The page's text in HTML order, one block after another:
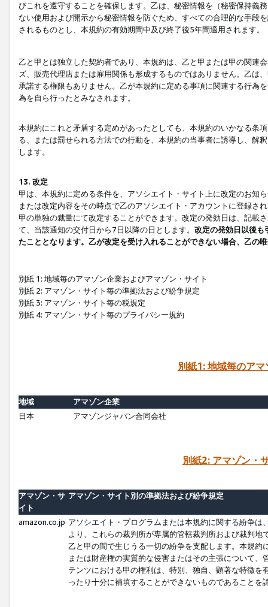
びこれを遵守することを確保します。乙は、秘密情報を（秘密保持義
ない使用および開示から秘密情報を防ぐため、すべての合理的な手段
されるものとし、本規約の有効期間中及び終了後5年間適用されます。
乙と甲とは独立した契約者であり、本規約は、乙と甲または甲の関連
ズ、販売代理店または雇用関係も形成するものではありません。乙は
承諾する権限もありません。乙が本規約に定める事項に関連する行為
為を自ら行ったとみなされます。
本規約にこれと矛盾する定めがあったとしても、本規約のいかなる条
る、または罰せられる方法での行動を、本規約の当事者に誘導し、解
します。
13. 改定
甲は、本規約に定める条件を、アソシエイト・サイト上に改定のお知
または改定内容をその時点で乙のアソシエイト・アカウントに登録さ
甲の単独の裁量にて改定することができます。改定の発効日は、記載
て、当該通知の交付日から7日以降の日とします。 改定の発効日以後も
たこととなります。乙が改定を受け入れることができない場合、乙の
別紙 1: 地域毎のアマゾン企業およびアマゾン・サイト
別紙 2: アマゾン・サイト毎の準拠法および紛争規定
別紙 3: アマゾン・サイト毎の税規定
別紙 4: アマゾン・サイト毎のプライバシー規約
別紙1: 地域毎のア
地域
アマゾン企業
日本
アマゾンジャパン合同会社
別紙2: アマゾン・
アマゾン・サ
イト
アマゾン・サイト別の準拠法および紛争規定
amazon.co.jp アソシエイト・プログラムまたは本規約に関する紛争
より、これらの裁判所が専属的管轄裁判所および裁判
乙と甲の間で生じうる一切の紛争を支配します。本規
または財産権の実質的な侵害またはその主張について
テンツにおける甲の権利は、特別、独自、顕著な特徴
ったり十分に補填することができないものであることを